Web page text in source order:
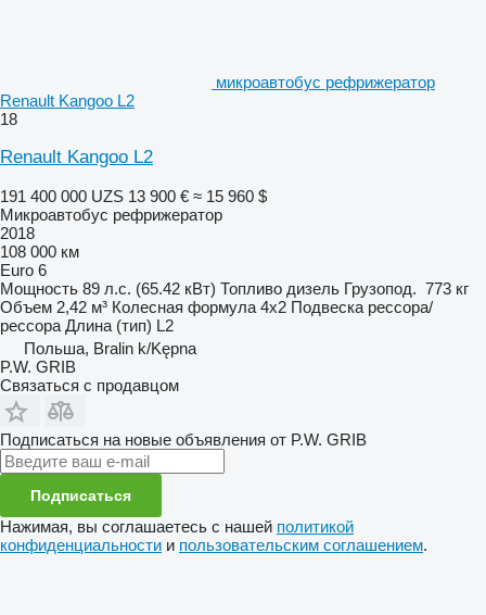
микроавтобус рефрижератор
Renault Kangoo L2
18
Renault Kangoo L2
191 400 000 UZS 13 900 € ≈ 15 960 $
Микроавтобус рефрижератор
2018
108 000 км
Euro 6
Мощность 89 л.с. (65.42 кВт) Топливо дизель Грузопод. 773 кг
Объем 2,42 м³ Колесная формула 4x2 Подвеска рессора/
рессора Длина (тип) L2
Польша, Bralin k/Kępna
P.W. GRIB
Связаться с продавцом
Подписаться на новые объявления от P.W. GRIB
Подписаться
Нажимая, вы соглашаетесь с нашей политикой
конфиденциальности и пользовательским соглашением.